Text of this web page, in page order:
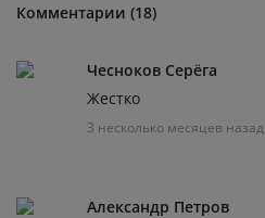
Комментарии (18)
Чесноков Серёга
Жестко
3 несколько месяцев назад
Александр Петров